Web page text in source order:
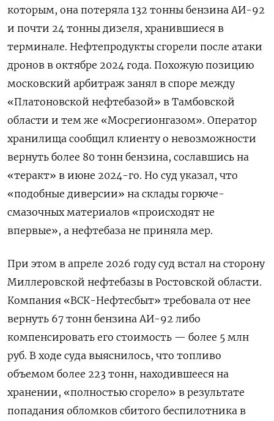
которым, она потеряла 132 тонны бензина АИ-92
и почти 24 тонны дизеля, хранившиеся в
терминале. Нефтепродукты сгорели после атаки
дронов в октябре 2024 года. Похожую позицию
московский арбитраж занял в споре между
«Платоновской нефтебазой» в Тамбовской
области и тем же «Мосрегионгазом». Оператор
хранилища сообщил клиенту о невозможности
вернуть более 80 тонн бензина, сославшись на
«теракт» в июне 2024-го. Но суд указал, что
«подобные диверсии» на склады горюче-
смазочных материалов «происходят не
впервые», а нефтебаза не приняла мер.
При этом в апреле 2026 году суд встал на сторону
Миллеровской нефтебазы в Ростовской области.
Компания «ВСК-Нефтесбыт» требовала от нее
вернуть 67 тонн бензина АИ-92 либо
компенсировать его стоимость — более 5 млн
руб. В ходе суда выяснилось, что топливо
объемом более 223 тонн, находившееся на
хранении, «полностью сгорело» в результате
попадания обломков сбитого беспилотника в